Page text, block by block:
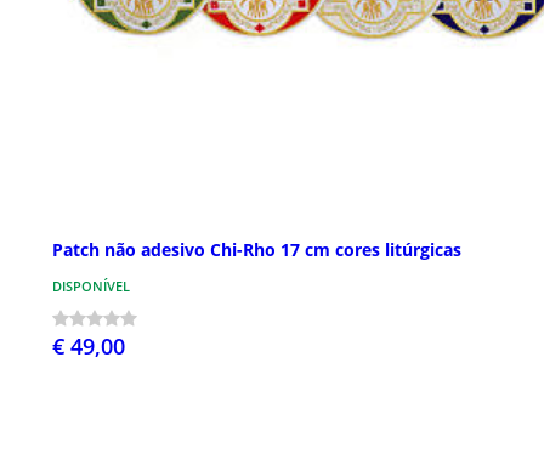
Patch não adesivo Chi-Rho 17 cm cores litúrgicas
DISPONÍVEL
€ 49,00